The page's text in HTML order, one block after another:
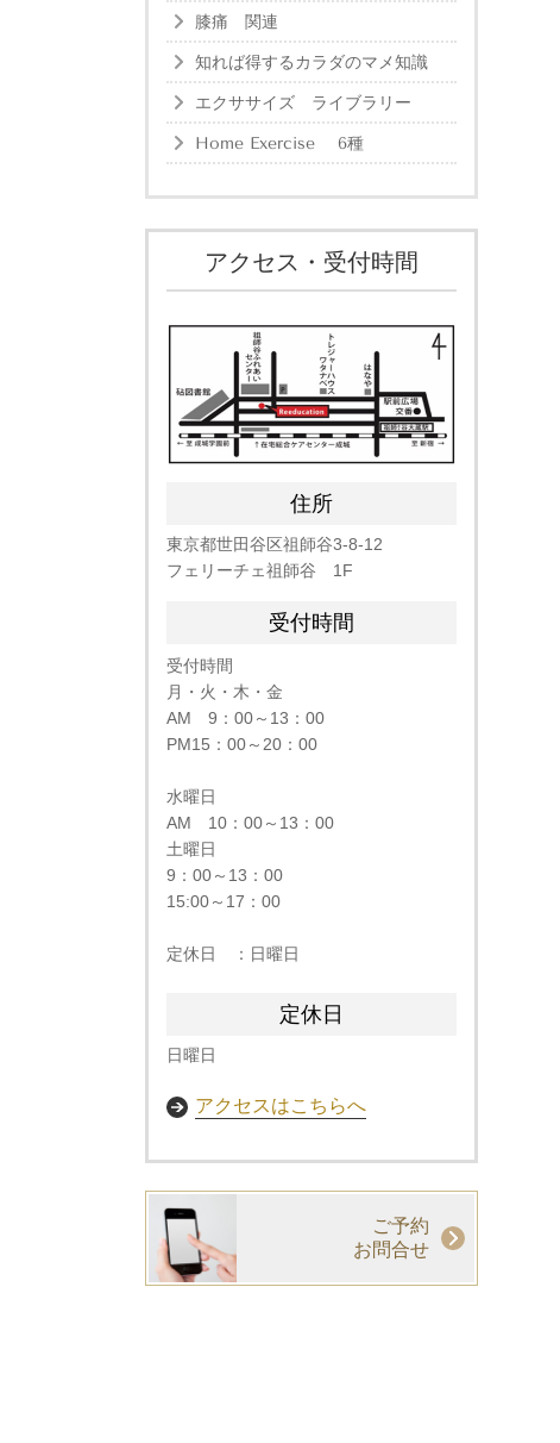
膝痛 関連
知れば得するカラダのマメ知識
エクササイズ ライブラリー
Home Exercise 6種
アクセス・受付時間
住所
東京都世田谷区祖師谷3-8-12
フェリーチェ祖師谷 1F
受付時間
受付時間
月・火・木・金
AM 9：00～13：00
PM15：00～20：00
水曜日
AM 10：00～13：00
土曜日
9：00～13：00
15:00～17：00​
定休日 ：日曜日
定休日
日曜日
アクセスはこちらへ
ご予約
お問合せ